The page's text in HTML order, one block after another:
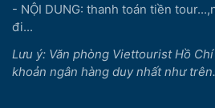
- NỘI DUNG: thanh toán tiền
đi...
Lưu ý: Văn phòng Viettourist Hồ
khoản ngân hàng duy nhất như trên.